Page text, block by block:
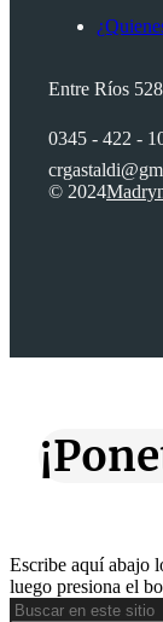
Entre Ríos 528
0345 - 422 -
© 2024
Escribe aquí abajo
luego presiona el
Buscar